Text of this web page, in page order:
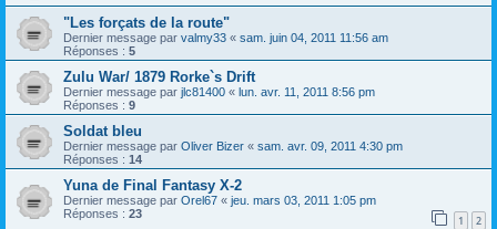
"Les forçats de la route"
Dernier message par valmy33 « sam. juin 04, 2011 11:56 am
Réponses : 5
Zulu War/ 1879 Rorke`s Drift
Dernier message par jlc81400 « lun. avr. 11, 2011 8:56 pm
Réponses : 9
Soldat bleu
Dernier message par Oliver Bizer « sam. avr. 09, 2011 4:30 pm
Réponses : 14
Yuna de Final Fantasy X-2
Dernier message par Orel67 « jeu. mars 03, 2011 1:05 pm
Réponses : 23 1 2